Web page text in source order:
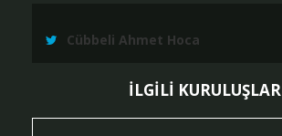
Cübbeli Ahmet Hoca
İLGİLİ KURULUŞLAR